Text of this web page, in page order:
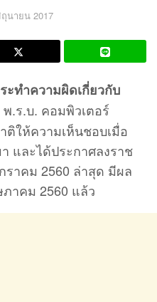
นายน 2017
ทำความผิดเกี่ยวกับ
.ร.บ. คอมพิวเตอร์
ให้ความเห็นชอบเมื่อ
และได้ประกาศลงราช
ราคม 2560 ล่าสุด มีผล
าคม 2560 แล้ว